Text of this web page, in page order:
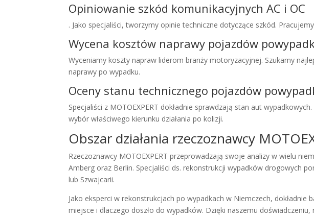
Opiniowanie szkód komunikacyjnych AC i OC
. Jako specjaliści, tworzymy opinie techniczne dotyczące szkód.
Wycena kosztów naprawy pojazdów
Wyceniamy koszty napraw liderom branży motoryzacyjnej. Szukamy
naprawy po wypadku.
Oceny stanu technicznego pojazdów
Specjaliści z MOTOEXPERT dokładnie sprawdzają stan aut
wybór właściwego kierunku działania po kolizji.
Obszar działania rzeczoznawcy
Rzeczoznawcy MOTOEXPERT przeprowadzają swoje analizy w wielu
Amberg oraz Berlin. Specjaliści ds. rekonstrukcji wypadków drogowych
lub Szwajcarii.
Jako eksperci w rekonstrukcjach po wypadkach w Niemczech,
miejsce i dlaczego doszło do wypadków. Dzięki naszemu